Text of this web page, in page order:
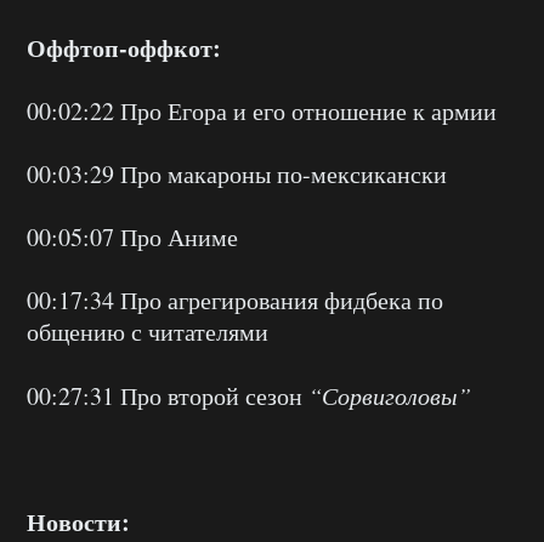
Оффтоп-оффкот:
00:02:22 Про Егора и его отношение к армии
00:03:29 Про макароны по-мексикански
00:05:07 Про Аниме
00:17:34 Про агрегирования фидбека по
общению с читателями
00:27:31 Про второй сезон “Сорвиголовы”
Новости: